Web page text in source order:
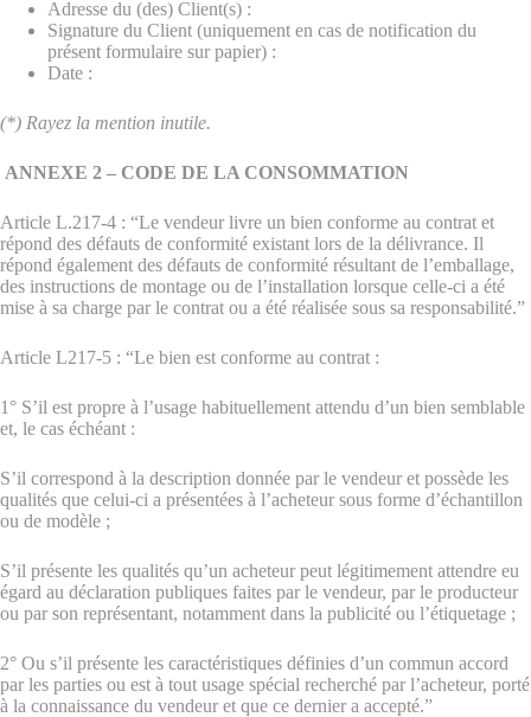
Adresse du (des) Client(s) :
Signature du Client (uniquement en cas de notification du
présent formulaire sur papier) :
Date :
(*) Rayez la mention inutile.
ANNEXE 2 – CODE DE LA CONSOMMATION
Article L.217-4 : “Le vendeur livre un bien conforme au contrat et
répond des défauts de conformité existant lors de la délivrance. Il
répond également des défauts de conformité résultant de l’emballage,
des instructions de montage ou de l’installation lorsque celle-ci a été
mise à sa charge par le contrat ou a été réalisée sous sa responsabilité.”
Article L217-5 : “Le bien est conforme au contrat :
1° S’il est propre à l’usage habituellement attendu d’un bien semblable
et, le cas échéant :
S’il correspond à la description donnée par le vendeur et possède les
qualités que celui-ci a présentées à l’acheteur sous forme d’échantillon
ou de modèle ;
S’il présente les qualités qu’un acheteur peut légitimement attendre eu
égard au déclaration publiques faites par le vendeur, par le producteur
ou par son représentant, notamment dans la publicité ou l’étiquetage ;
2° Ou s’il présente les caractéristiques définies d’un commun accord
par les parties ou est à tout usage spécial recherché par l’acheteur, porté
à la connaissance du vendeur et que ce dernier a accepté.”